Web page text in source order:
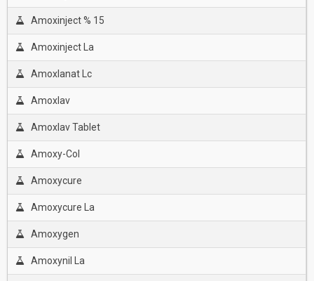
Amoxinject % 15
Amoxinject La
Amoxlanat Lc
Amoxlav
Amoxlav Tablet
Amoxy-Col
Amoxycure
Amoxycure La
Amoxygen
Amoxynil La